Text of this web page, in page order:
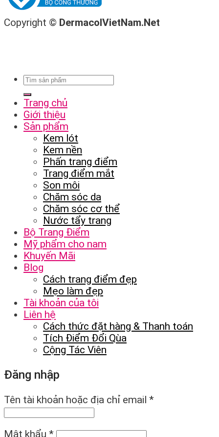
Copyright © DermacolVietNam.Net
Trang chủ
Giới thiệu
Sản phẩm
Kem lót
Kem nền
Phấn trang điểm
Trang điểm mắt
Son môi
Chăm sóc da
Chăm sóc cơ thể
Nước tẩy trang
Bộ Trang Điểm
Mỹ phẩm cho nam
Khuyến Mãi
Blog
Cách trang điểm đẹp
Mẹo làm đẹp
Tài khoản của tôi
Liên hệ
Cách thức đặt hàng & Thanh toán
Tích Điểm Đổi Qùa
Cộng Tác Viên
Đăng nhập
Tên tài khoản hoặc địa chỉ email *
Mật khẩu *